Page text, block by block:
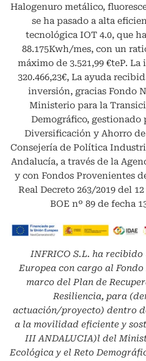
Halogenuro metálico,
se ha pasado a alta
tecnológica IOT 4.0, que
88.175Kwh/mes, con un
máximo de 3.521,99 €teP.
320.466,23€, La ayuda
inversión, gracias Fondo
Ministerio para la
Demográfico,
Diversificación y Ahorro
Consejería de Política
Andalucía, a través de la
y con Fondos Provenientes
Real Decreto 263/2019 del
BOE nº 89 de fecha
INFRICO S.L. ha recibido
Europea con cargo al
marco del Plan de
Resiliencia, para
actuación/proyecto) dentro
a la movilidad eficiente y
III ANDALUCIA)l del
Ecológica y el Reto